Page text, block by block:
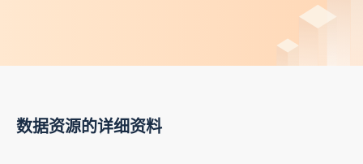
数据资源的详细资料